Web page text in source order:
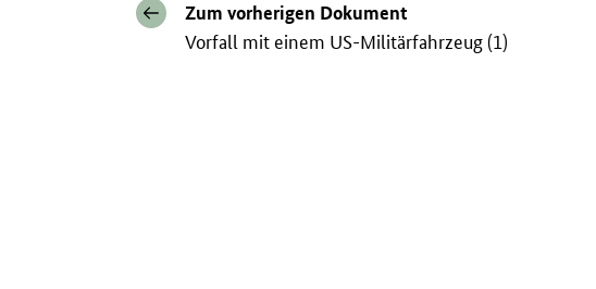
Zum vorherigen Dokument
Vorfall mit einem US-Militärfahrzeug (1)